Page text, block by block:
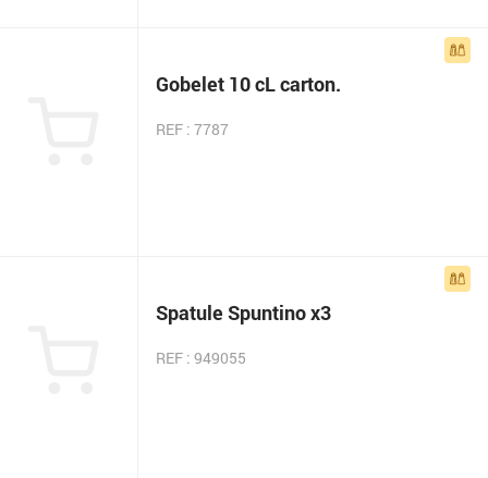
Gobelet 10 cL carton.
REF : 7787
Spatule Spuntino x3
REF : 949055